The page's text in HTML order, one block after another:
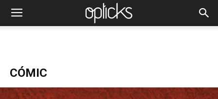
CÓMIC